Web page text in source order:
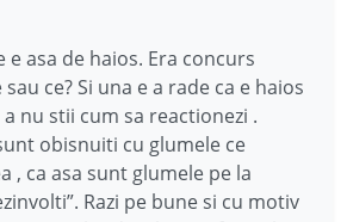
e asa de haios. Era concurs
ce? Si una e a rade ca e haios
nu stii cum sa reactionezi .
obisnuiti cu glumele ce
, ca asa sunt glumele pe la
Razi pe bune si cu motiv